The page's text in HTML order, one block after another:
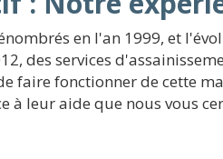
en l'an 1999, et
des services
faire fonctionner de cette
à leur aide que nous vous